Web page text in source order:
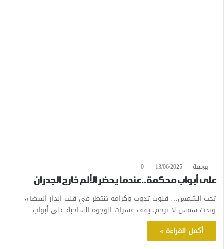
بوثينة 13/06/2025
0
على أبواب محكمة..عندما يحضر الألم خارج الجدران
تحت الشمس… قلوب تذوب وكرامة تنتظر في قلب الدار البيضاء،
وتحت شمس لا ترحم، يقف عشرات الوجوه الشاحبة على أبواب…
أكمل القراءة »